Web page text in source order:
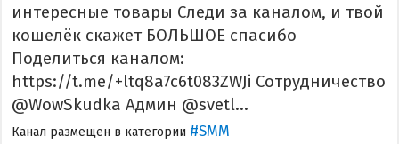
интересные товары Следи за каналом, и твой
кошелёк скажет БОЛЬШОЕ спасибо
Поделиться каналом:
https://t.me/+ltq8a7c6t083ZWJi Сотрудничество
@WowSkudka Админ @svetl...
Канал размещен в категории #SMM